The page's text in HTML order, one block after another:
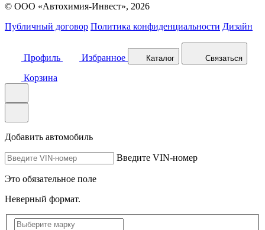
© ООО «Автохимия-Инвест», 2026
Публичный договор Политика конфиденциальности Дизайн
Профиль Избранное Каталог Связаться
Корзина
Добавить автомобиль
Введите VIN-номер
Это обязательное поле
Неверный формат.